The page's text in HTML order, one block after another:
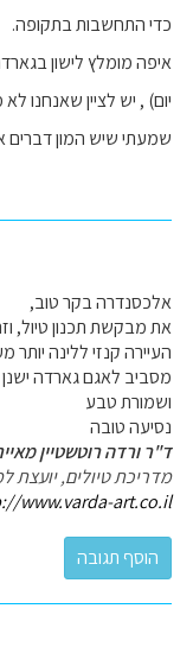
כדי התחשבות בתקופה.
איפה מומלץ לישון
יום) , יש לציין שאנחנו
שמעתי שיש המון דברים
אלכסנדרה בקר טוב,
את מבקשת תכנון טיול,
העיירה קנזי ללינה יותר
מסביב לאגם גארדה ישנן
ושמורת טבע
נסיעה טובה
ד"ר ורדה רוטשטיין
מדריכת טיולים, יועצת
www.varda-art.co.il